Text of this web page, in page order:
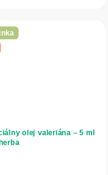
olej valeriána – 5 ml